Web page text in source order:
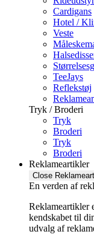
Cardigans
Hotel /
Veste
TeeJays
Reflekstøj
Tryk / Broderi
Tryk
Broderi
Tryk
Broderi
Reklameartikler
Close
En verden af
Reklameartikler
kendskabet til
udvalg af